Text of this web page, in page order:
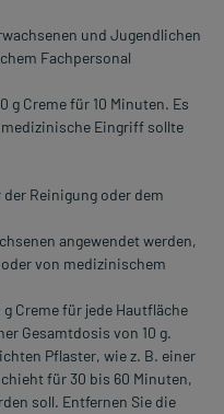
und Jugendlichen
Fachpersonal
g Creme für 10 Minuten. Es
Eingriff sollte
Reinigung oder dem
angewendet werden,
von medizinischem
Creme für jede Hautfläche
Gesamtdosis von 10 g.
Pflaster, wie z. B. einer
für 30 bis 60 Minuten,
soll. Entfernen Sie die